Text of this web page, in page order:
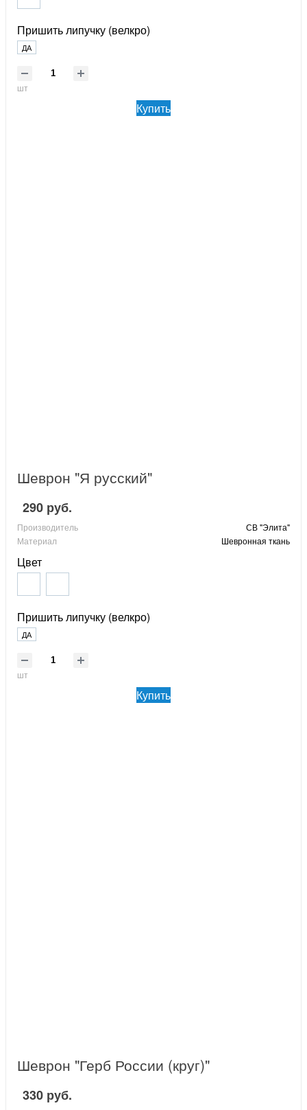
Пришить липучку (велкро)
ДА
шт
Купить
Шеврон "Я русский"
290 руб.
Производитель
СВ "Элита"
Материал
Шевронная ткань
Цвет
Пришить липучку (велкро)
ДА
шт
Купить
Шеврон "Герб России (круг)"
330 руб.